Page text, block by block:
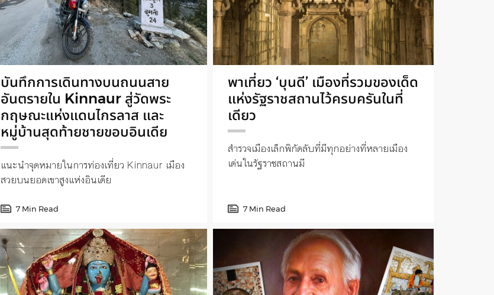
บันทึกการเดินทางบนถนนสาย
อันตรายใน Kinnaur สู่วัดพระ
กฤษณะแห่งแดนไกรลาส และ
หมู่บ้านสุดท้ายชายขอบอินเดีย
แนะนำจุดหมายในการท่องเที่ยว Kinnaur เมือง
สวยบนยอดเขาสูงแห่งอินเดีย
7 Min Read
พาเที่ยว ‘บุนดี’ เมืองที่รวมของเด็ด
แห่งรัฐราชสถานไว้ครบครันในที่
เดียว
สำรวจเมืองเล็กพิกัดลับที่มีทุกอย่างที่หลายเมือง
เด่นในรัฐราชสถานมี
7 Min Read